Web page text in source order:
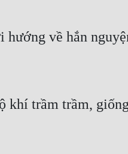
về hắn
khí trầm trầm,